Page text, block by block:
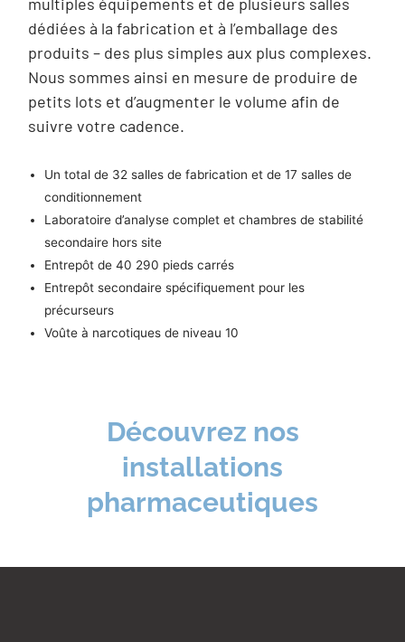
dédiées à la fabrication et à l’emballage des
produits – des plus simples aux plus complexes.
Nous sommes ainsi en mesure de produire de
petits lots et d’augmenter le volume afin de
suivre votre cadence.
Un total de 32 salles de fabrication et de 17 salles de
conditionnement
Laboratoire d’analyse complet et chambres de stabilité
secondaire hors site
Entrepôt de 40 290 pieds carrés
Entrepôt secondaire spécifiquement pour les
précurseurs
Voûte à narcotiques de niveau 10
Découvrez nos
installations
pharmaceutiques